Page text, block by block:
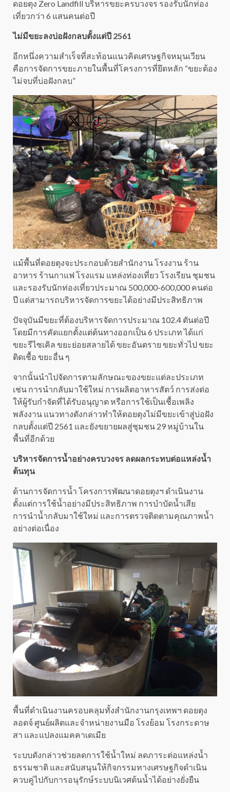
ดอยตุง Zero Landfill บริหารขยะครบวงจร รองรับนักท่อง
เที่ยวกว่า 6 แสนคนต่อปี
ไม่มีขยะลงบ่อฝังกลบตั้งแต่ปี 2561
อีกหนึ่งความสำเร็จที่สะท้อนแนวคิดเศรษฐกิจหมุนเวียน
คือการจัดการขยะภายในพื้นที่โครงการที่ยึดหลัก “ขยะต้อง
ไม่จบที่บ่อฝังกลบ”
แม้พื้นที่ดอยตุงจะประกอบด้วยสำนักงาน โรงงาน ร้าน
อาหาร ร้านกาแฟ โรงแรม แหล่งท่องเที่ยว โรงเรียน ชุมชน
และรองรับนักท่องเที่ยวประมาณ 500,000-600,000 คนต่อ
ปี แต่สามารถบริหารจัดการขยะได้อย่างมีประสิทธิภาพ
ปัจจุบันมีขยะที่ต้องบริหารจัดการประมาณ 102.4 ตันต่อปี
โดยมีการคัดแยกตั้งแต่ต้นทางออกเป็น 6 ประเภท ได้แก่
ขยะรีไซเคิล ขยะย่อยสลายได้ ขยะอันตราย ขยะทั่วไป ขยะ
ติดเชื้อ ขยะอื่น ๆ
จากนั้นนำไปจัดการตามลักษณะของขยะแต่ละประเภท
เช่น การนำกลับมาใช้ใหม่ การผลิตอาหารสัตว์ การส่งต่อ
ให้ผู้รับกำจัดที่ได้รับอนุญาต หรือการใช้เป็นเชื้อเพลิง
พลังงาน แนวทางดังกล่าวทำให้ดอยตุงไม่มีขยะเข้าสู่บ่อฝัง
กลบตั้งแต่ปี 2561 และยังขยายผลสู่ชุมชน 29 หมู่บ้านใน
พื้นที่อีกด้วย
บริหารจัดการน้ำอย่างครบวงจร ลดผลกระทบต่อแหล่งน้ำ
ต้นทุน
ด้านการจัดการน้ำ โครงการพัฒนาดอยตุงฯ ดำเนินงาน
ตั้งแต่การใช้น้ำอย่างมีประสิทธิภาพ การบำบัดน้ำเสีย
การนำน้ำกลับมาใช้ใหม่ และการตรวจติดตามคุณภาพน้ำ
อย่างต่อเนื่อง
พื้นที่ดำเนินงานครอบคลุมทั้งสำนักงานกรุงเทพฯ ดอยตุง
ลอดจ์ ศูนย์ผลิตและจำหน่ายงานมือ โรงย้อม โรงกระดาษ
สา และแปลงแมคคาเดเมีย
ระบบดังกล่าวช่วยลดการใช้น้ำใหม่ ลดภาระต่อแหล่งน้ำ
ธรรมชาติ และสนับสนุนให้กิจกรรมทางเศรษฐกิจดำเนิน
ควบคู่ไปกับการอนุรักษ์ระบบนิเวศต้นน้ำได้อย่างยั่งยืน